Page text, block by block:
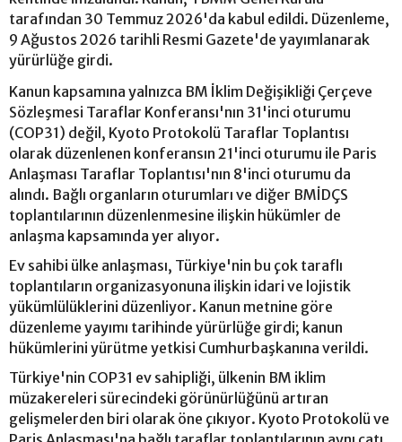
tarafından 30 Temmuz 2026'da kabul edildi. Düzenleme,
9 Ağustos 2026 tarihli Resmi Gazete'de yayımlanarak
yürürlüğe girdi.
Kanun kapsamına yalnızca BM İklim Değişikliği Çerçeve
Sözleşmesi Taraflar Konferansı'nın 31'inci oturumu
(COP31) değil, Kyoto Protokolü Taraflar Toplantısı
olarak düzenlenen konferansın 21'inci oturumu ile Paris
Anlaşması Taraflar Toplantısı'nın 8'inci oturumu da
alındı. Bağlı organların oturumları ve diğer BMİDÇS
toplantılarının düzenlenmesine ilişkin hükümler de
anlaşma kapsamında yer alıyor.
Ev sahibi ülke anlaşması, Türkiye'nin bu çok taraflı
toplantıların organizasyonuna ilişkin idari ve lojistik
yükümlülüklerini düzenliyor. Kanun metnine göre
düzenleme yayımı tarihinde yürürlüğe girdi; kanun
hükümlerini yürütme yetkisi Cumhurbaşkanına verildi.
Türkiye'nin COP31 ev sahipliği, ülkenin BM iklim
müzakereleri sürecindeki görünürlüğünü artıran
gelişmelerden biri olarak öne çıkıyor. Kyoto Protokolü ve